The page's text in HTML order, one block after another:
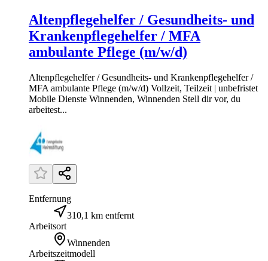
Altenpflegehelfer / Gesundheits- und
Krankenpflegehelfer / MFA
ambulante Pflege (m/w/d)
Altenpflegehelfer / Gesundheits- und Krankenpflegehelfer /
MFA ambulante Pflege (m/w/d) Vollzeit, Teilzeit | unbefristet
Mobile Dienste Winnenden, Winnenden Stell dir vor, du
arbeitest...
Entfernung
310,1 km entfernt
Arbeitsort
Winnenden
Arbeitszeitmodell